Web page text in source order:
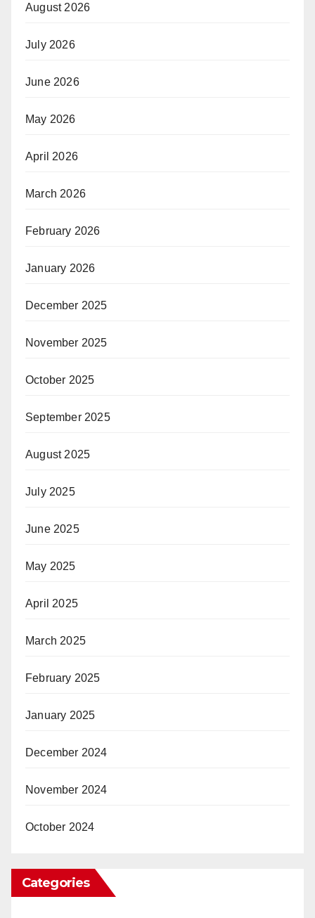
August 2026
July 2026
June 2026
May 2026
April 2026
March 2026
February 2026
January 2026
December 2025
November 2025
October 2025
September 2025
August 2025
July 2025
June 2025
May 2025
April 2025
March 2025
February 2025
January 2025
December 2024
November 2024
October 2024
Categories